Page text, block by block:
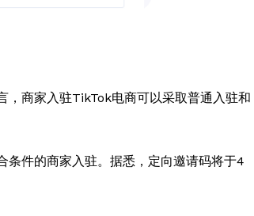
，商家入驻TikTok电商可以采取普通入驻和
条件的商家入驻。据悉，定向邀请码将于4